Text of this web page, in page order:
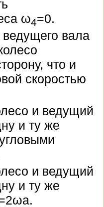
ω4=0.
ведущего вала
что и
скоростью
и ведущий
и ту же
и ведущий
и ту же